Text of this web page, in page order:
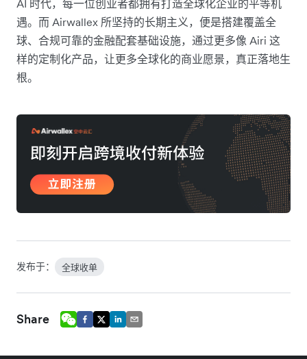
AI 时代，每一位创业者都拥有打造全球化企业的平等机
遇。而 Airwallex 所坚持的长期主义，便是搭建覆盖全
球、合规可靠的金融配套基础设施，通过更多像 Airi 这
样的定制化产品，让更多全球化的商业愿景，真正落地生
根。
发布于： 全球收单
Share